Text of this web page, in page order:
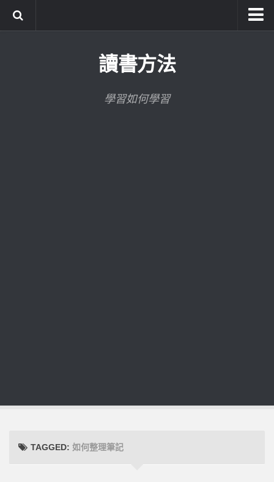
讀書方法
學習如何學習
TAGGED: 如何整理筆記